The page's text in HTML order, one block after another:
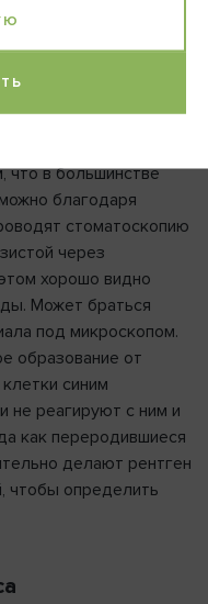
период
на губах
недель. После этого,
что в большинстве
благодаря
стоматоскопию
через
хорошо видно
Может браться
под микроскопом.
образование от
синим
не реагируют с ним и
как переродившиеся
делают рентген
чтобы определить